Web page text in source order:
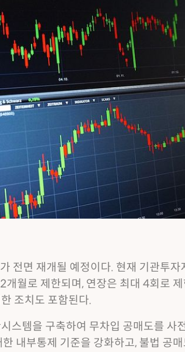
전면 재개될 예정이다. 현재 기관투자
월로 제한되며, 연장은 최대 4회로
조치도 포함된다.
스템을 구축하여 무차입 공매도를 사
내부통제 기준을 강화하고, 불법 공